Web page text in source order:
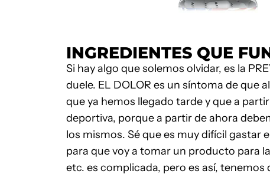
INGREDIENTES QUE
Si hay algo que solemos olvidar, es la
duele. EL DOLOR es un síntoma de que
que ya hemos llegado tarde y que a
deportiva, porque a partir de ahora
los mismos. Sé que es muy difícil gastar
para que voy a tomar un producto para
etc. es complicada, pero es así,